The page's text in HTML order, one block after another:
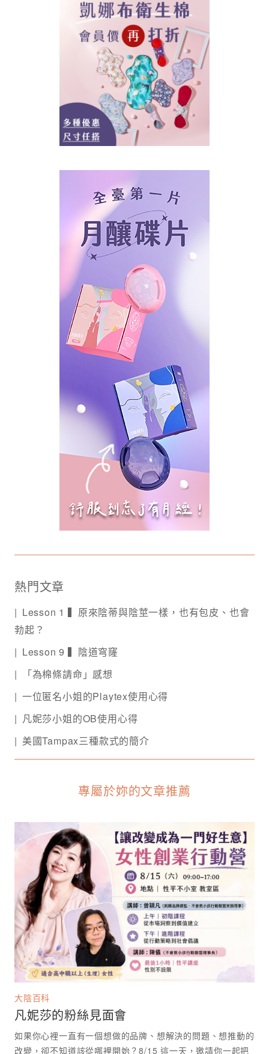
熱門文章
Lesson 1 ▍原來陰蒂與陰莖一樣，也有包皮、也會
勃起？
Lesson 9 ▍陰道穹窿
「為棉條請命」感想
一位匿名小姐的Playtex使用心得
凡妮莎小姐的OB使用心得
美國Tampax三種款式的簡介
專屬於妳的文章推薦
大陰百科
凡妮莎的粉絲見面會
如果你心裡一直有一個想做的品牌、想解決的問題、想推動的
改變，卻不知道該從哪裡開始？8/15 這一天，邀請你一起把